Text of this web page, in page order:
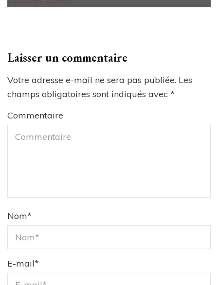
Laisser un commentaire
Votre adresse e-mail ne sera pas publiée. Les
champs obligatoires sont indiqués avec *
Commentaire
Nom*
E-mail*